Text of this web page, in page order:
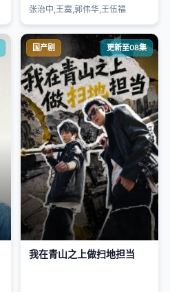
张治中,王霙,郭伟华,王伍福
国产剧 更新至08集
我在青山之上做扫地担当